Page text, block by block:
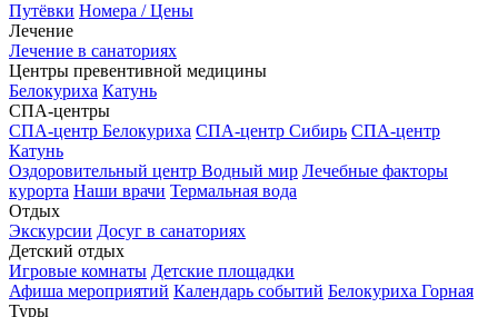
Путёвки Номера / Цены
Лечение
Лечение в санаториях
Центры превентивной медицины
Белокуриха Катунь
СПА-центры
СПА-центр Белокуриха СПА-центр Сибирь СПА-центр
Катунь
Оздоровительный центр Водный мир Лечебные факторы
курорта Наши врачи Термальная вода
Отдых
Экскурсии Досуг в санаториях
Детский отдых
Игровые комнаты Детские площадки
Афиша мероприятий Календарь событий Белокуриха Горная
Туры